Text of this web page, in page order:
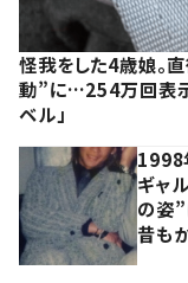
怪我をした4歳娘。
動”に…254万回表示
ベル」
1998
ギャ
の姿”
昔も